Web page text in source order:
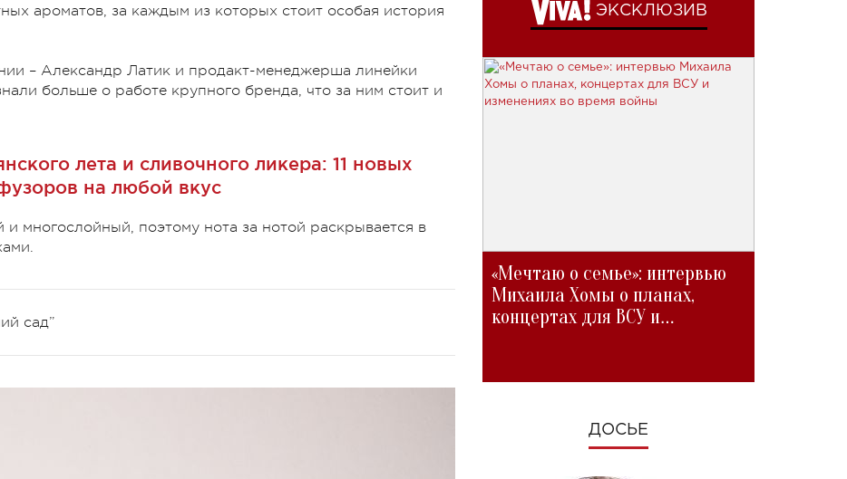
ароматов, за каждым из которых стоит особая история
– Александр Латик и продакт-менеджерша линейки
больше о работе крупного бренда, что за ним стоит и
лета и сливочного ликера: 11 новых
на любой вкус
многослойный, поэтому нота за нотой раскрывается в
сад”
ЭКСКЛЮЗИВ
«Мечтаю о семье»: интервью
Михаила Хомы о планах,
концертах для ВСУ и
ДОСЬЕ